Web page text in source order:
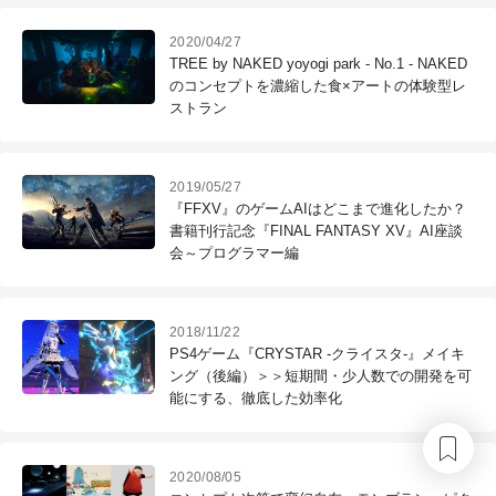
2020/04/27
TREE by NAKED yoyogi park - No.1 - NAKED
のコンセプトを濃縮した食×アートの体験型レ
ストラン
2019/05/27
『FFXV』のゲームAIはどこまで進化したか？
書籍刊行記念『FINAL FANTASY XV』AI座談
会～プログラマー編
2018/11/22
PS4ゲーム『CRYSTAR -クライスタ-』メイキ
ング（後編）＞＞短期間・少人数での開発を可
能にする、徹底した効率化
2020/08/05